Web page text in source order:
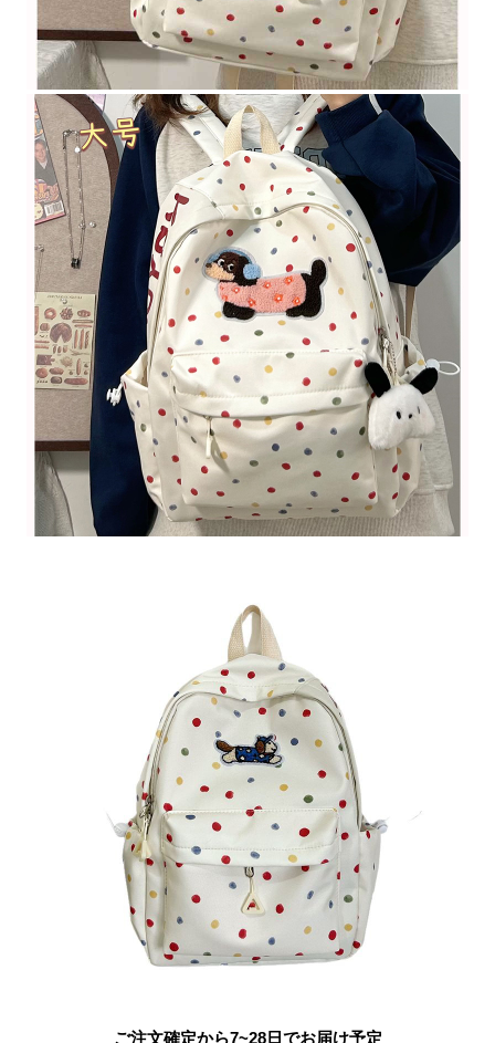
ご注文確定から7~28日でお届け予定